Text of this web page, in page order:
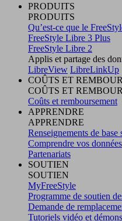
PRODUITS
PRODUITS
Qu’est-ce que le
FreeStyle Libre 3 Plus
FreeStyle Libre 2
Applis et partage des
LibreView LibreLinkUp
COÛTS ET
COÛTS ET
Coûts et remboursement
APPRENDRE
APPRENDRE
Renseignements de
Comprendre vos données
Partenariats
SOUTIEN
SOUTIEN
MyFreeStyle
Programme de soutien
Demande de
Tutoriels vidéo et